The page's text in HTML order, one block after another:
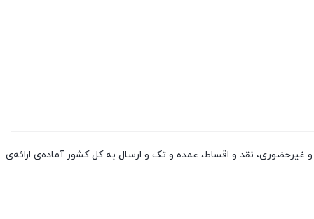
از چین و دوبی، به صورت حضوری و غیرحضوری، نقد و اقساط، عمده و تک و ارسال به کل کشور آماده‌ی ارائه‌ی